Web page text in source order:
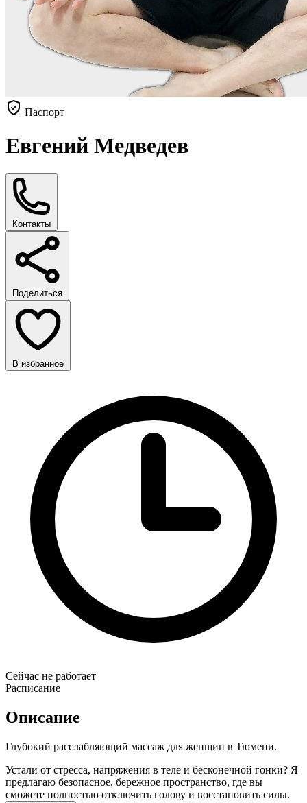
Паспорт
Евгений Медведев
Контакты
Поделиться
В избранное
Сейчас не работает
Расписание
Описание
Глубокий расслабляющий массаж для женщин в Тюмени.
Устали от стресса, напряжения в теле и бесконечной гонки? Я
предлагаю безопасное, бережное пространство, где вы
сможете полностью отключить голову и восстановить силы.